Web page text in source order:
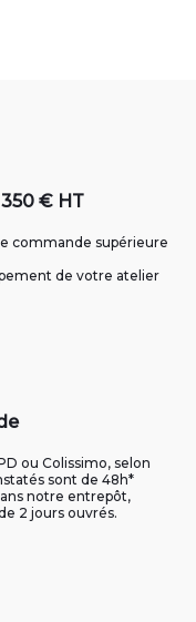
€ HT
commande supérieure
de votre atelier
ou Colissimo, selon
sont de 48h*
notre entrepôt,
2 jours ouvrés.